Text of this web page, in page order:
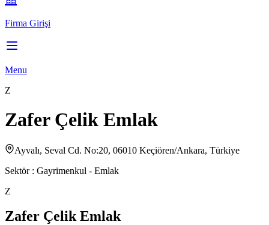
Firma Girişi
Menu
Z
Zafer Çelik Emlak
Ayvalı, Seval Cd. No:20, 06010 Keçiören/Ankara, Türkiye
Sektör : Gayrimenkul - Emlak
Z
Zafer Çelik Emlak